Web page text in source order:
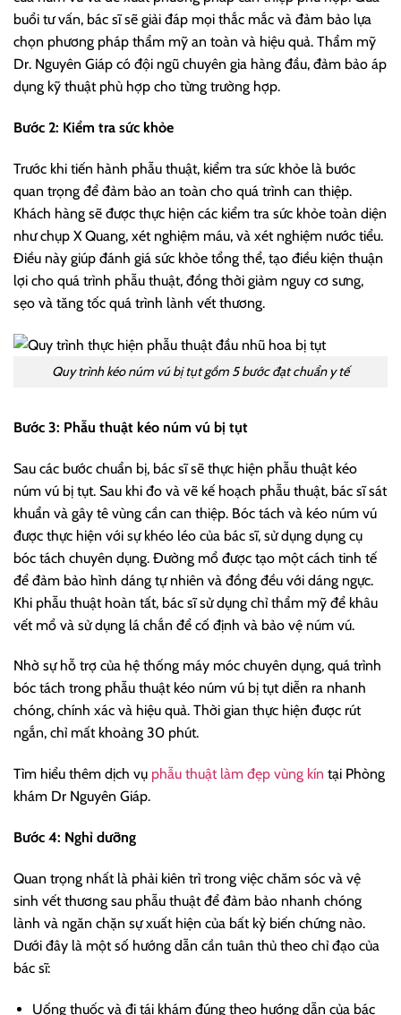
buổi tư vấn, bác sĩ sẽ giải đáp mọi thắc mắc và đảm bảo lựa
chọn phương pháp thẩm mỹ an toàn và hiệu quả. Thẩm mỹ
Dr. Nguyên Giáp có đội ngũ chuyên gia hàng đầu, đảm bảo áp
dụng kỹ thuật phù hợp cho từng trường hợp.
Bước 2: Kiểm tra sức khỏe
Trước khi tiến hành phẫu thuật, kiểm tra sức khỏe là bước
quan trọng để đảm bảo an toàn cho quá trình can thiệp.
Khách hàng sẽ được thực hiện các kiểm tra sức khỏe toàn diện
như chụp X Quang, xét nghiệm máu, và xét nghiệm nước tiểu.
Điều này giúp đánh giá sức khỏe tổng thể, tạo điều kiện thuận
lợi cho quá trình phẫu thuật, đồng thời giảm nguy cơ sưng,
sẹo và tăng tốc quá trình lành vết thương.
Quy trình kéo núm vú bị tụt gồm 5 bước đạt chuẩn y tế
Bước 3: Phẫu thuật kéo núm vú bị tụt
Sau các bước chuẩn bị, bác sĩ sẽ thực hiện phẫu thuật kéo
núm vú bị tụt. Sau khi đo và vẽ kế hoạch phẫu thuật, bác sĩ sát
khuẩn và gây tê vùng cần can thiệp. Bóc tách và kéo núm vú
được thực hiện với sự khéo léo của bác sĩ, sử dụng dụng cụ
bóc tách chuyên dụng. Đường mổ được tạo một cách tinh tế
để đảm bảo hình dáng tự nhiên và đồng đều với dáng ngực.
Khi phẫu thuật hoàn tất, bác sĩ sử dụng chỉ thẩm mỹ để khâu
vết mổ và sử dụng lá chắn để cố định và bảo vệ núm vú.
Nhờ sự hỗ trợ của hệ thống máy móc chuyên dụng, quá trình
bóc tách trong phẫu thuật kéo núm vú bị tụt diễn ra nhanh
chóng, chính xác và hiệu quả. Thời gian thực hiện được rút
ngắn, chỉ mất khoảng 30 phút.
Tìm hiểu thêm dịch vụ phẫu thuật làm đẹp vùng kín tại Phòng
khám Dr Nguyên Giáp.
Bước 4: Nghỉ dưỡng
Quan trọng nhất là phải kiên trì trong việc chăm sóc và vệ
sinh vết thương sau phẫu thuật để đảm bảo nhanh chóng
lành và ngăn chặn sự xuất hiện của bất kỳ biến chứng nào.
Dưới đây là một số hướng dẫn cần tuân thủ theo chỉ đạo của
bác sĩ:
Uống thuốc và đi tái khám đúng theo hướng dẫn của bác